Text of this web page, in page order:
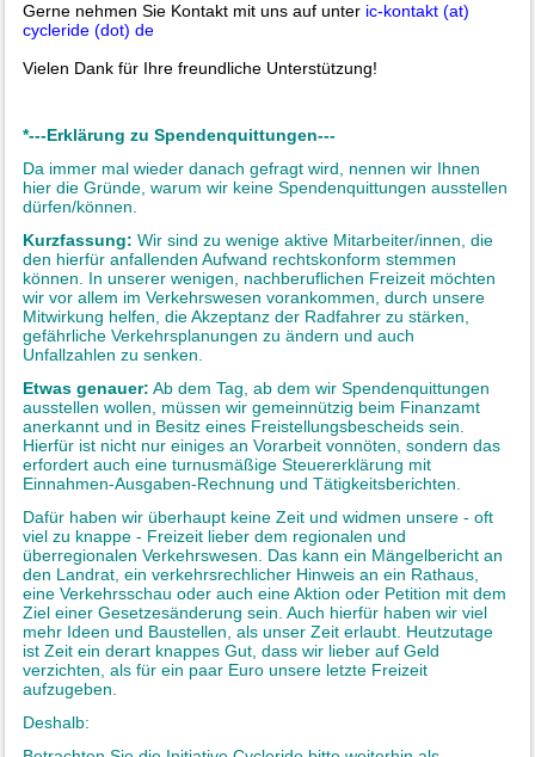
Gerne nehmen Sie Kontakt mit uns auf unter ic-kontakt (at)
cycleride (dot) de
Vielen Dank für Ihre freundliche Unterstützung!
*---Erklärung zu Spendenquittungen---
Da immer mal wieder danach gefragt wird, nennen wir Ihnen
hier die Gründe, warum wir keine Spendenquittungen ausstellen
dürfen/können.
Kurzfassung: Wir sind zu wenige aktive Mitarbeiter/innen, die
den hierfür anfallenden Aufwand rechtskonform stemmen
können. In unserer wenigen, nachberuflichen Freizeit möchten
wir vor allem im Verkehrswesen vorankommen, durch unsere
Mitwirkung helfen, die Akzeptanz der Radfahrer zu stärken,
gefährliche Verkehrsplanungen zu ändern und auch
Unfallzahlen zu senken.
Etwas genauer: Ab dem Tag, ab dem wir Spendenquittungen
ausstellen wollen, müssen wir gemeinnützig beim Finanzamt
anerkannt und in Besitz eines Freistellungsbescheids sein.
Hierfür ist nicht nur einiges an Vorarbeit vonnöten, sondern das
erfordert auch eine turnusmäßige Steuererklärung mit
Einnahmen-Ausgaben-Rechnung und Tätigkeitsberichten.
Dafür haben wir überhaupt keine Zeit und widmen unsere - oft
viel zu knappe - Freizeit lieber dem regionalen und
überregionalen Verkehrswesen. Das kann ein Mängelbericht an
den Landrat, ein verkehrsrechlicher Hinweis an ein Rathaus,
eine Verkehrsschau oder auch eine Aktion oder Petition mit dem
Ziel einer Gesetzesänderung sein. Auch hierfür haben wir viel
mehr Ideen und Baustellen, als unser Zeit erlaubt. Heutzutage
ist Zeit ein derart knappes Gut, dass wir lieber auf Geld
verzichten, als für ein paar Euro unsere letzte Freizeit
aufzugeben.
Deshalb: